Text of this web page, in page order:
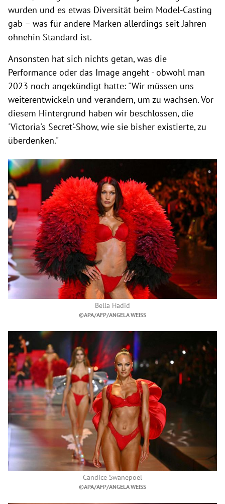
wurden und es etwas Diversität beim Model-Casting
gab – was für andere Marken allerdings seit Jahren
ohnehin Standard ist.
Ansonsten hat sich nichts getan, was die
Performance oder das Image angeht - obwohl man
2023 noch angekündigt hatte: "Wir müssen uns
weiterentwickeln und verändern, um zu wachsen. Vor
diesem Hintergrund haben wir beschlossen, die
'Victoria's Secret'-Show, wie sie bisher existierte, zu
überdenken."
Bella Hadid
©APA/AFP/ANGELA WEISS
Candice Swanepoel
©APA/AFP/ANGELA WEISS